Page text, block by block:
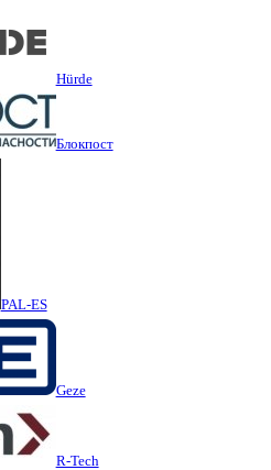
Hürde
Блокпост
PAL-ES
Geze
R-Tech